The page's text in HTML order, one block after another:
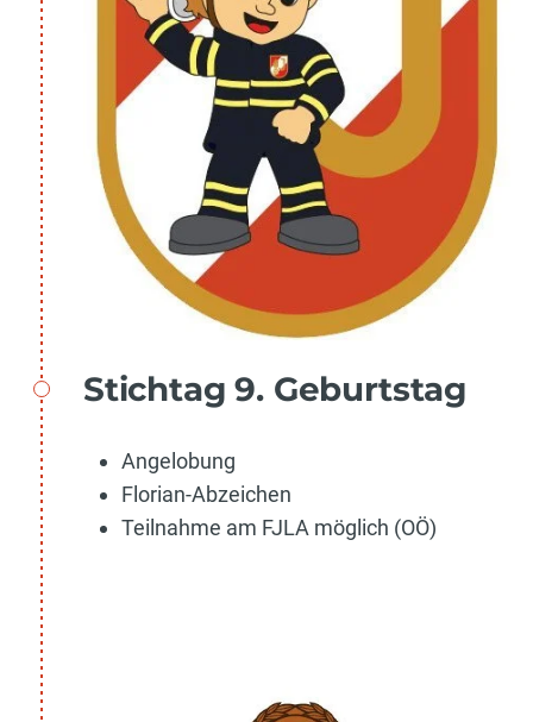
Stichtag 9. Geburtstag
Angelobung
Florian-Abzeichen
Teilnahme am FJLA möglich (OÖ)